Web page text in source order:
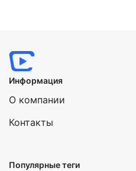
Информация
О компании
Контакты
Популярные теги